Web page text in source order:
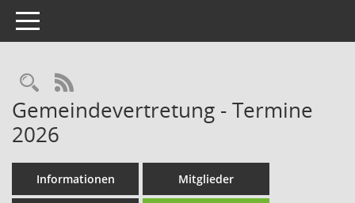
Toggle navigation
Rechercheauswahl
RSS-Feed
Gemeindevertretung - Termine
2026
Informationen Mitglieder